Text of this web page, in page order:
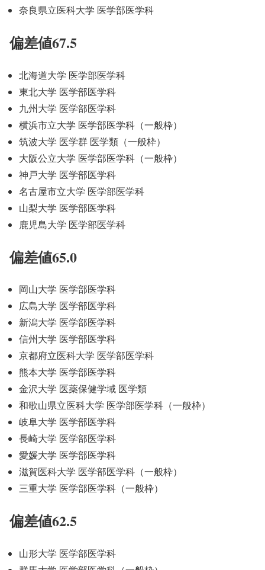
奈良県立医科大学 医学部医学科
偏差値67.5
北海道大学 医学部医学科
東北大学 医学部医学科
九州大学 医学部医学科
横浜市立大学 医学部医学科（一般枠）
筑波大学 医学群 医学類（一般枠）
大阪公立大学 医学部医学科（一般枠）
神戸大学 医学部医学科
名古屋市立大学 医学部医学科
山梨大学 医学部医学科
鹿児島大学 医学部医学科
偏差値65.0
岡山大学 医学部医学科
広島大学 医学部医学科
新潟大学 医学部医学科
信州大学 医学部医学科
京都府立医科大学 医学部医学科
熊本大学 医学部医学科
金沢大学 医薬保健学域 医学類
和歌山県立医科大学 医学部医学科（一般枠）
岐阜大学 医学部医学科
長崎大学 医学部医学科
愛媛大学 医学部医学科
滋賀医科大学 医学部医学科（一般枠）
三重大学 医学部医学科（一般枠）
偏差値62.5
山形大学 医学部医学科